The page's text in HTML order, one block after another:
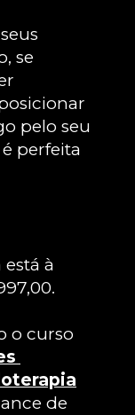
se
pelo seu
perfeita
à
o curso
de